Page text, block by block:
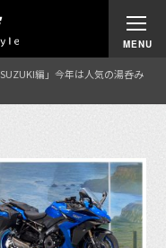
編」今年は人気の湯呑み